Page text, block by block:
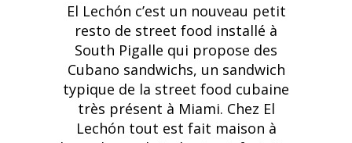
El Lechón c’est un nouveau petit
resto de street food installé à
South Pigalle qui propose des
Cubano sandwichs, un sandwich
typique de la street food cubaine
très présent à Miami. Chez El
Lechón tout est fait maison à